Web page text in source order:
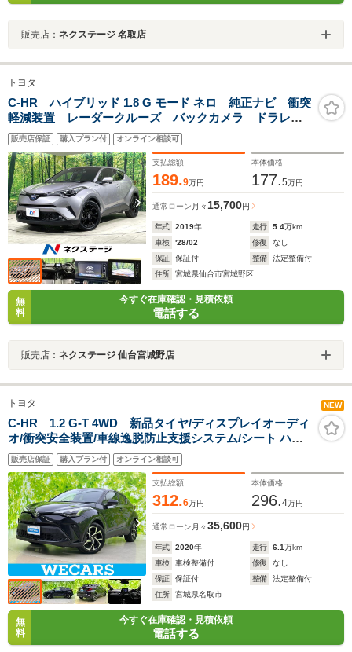
販売店： ネクステージ 名取店
トヨタ
C-HR ハイブリッド 1.8 G モード ネロ 純正ナビ 衝突
軽減装置 レーダークルーズ バックカメラ ドラレ
コ ETC LEDヘッド オートマチックハイビーム 前
席シートヒーター ブラインドスポットモニター 純正
18インチアルミ オートエアコン
販売店保証 購入プラン付 オンライン相談可
支払総額
189.9万円
本体価格
177.5万円
通常ローン 月々 15,700円
年式 2019年 走行 5.4万km
車検
'28/02 修復
なし
保証
保証付 整備
法定整備付
住所
宮城県仙台市宮城野区
無
料
今すぐ在庫確認・見積依頼
電話する
販売店： ネクステージ 仙台宮城野店
トヨタ NEW
C-HR 1.2 G-T 4WD 新品タイヤ/ディスプレイオーディ
オ/衝突安全装置/車線逸脱防止支援システム/シート ハー
フレザー/ヘッドランプ LED/ETC/EBD付ABS/横滑り防止
装置/エアバッグ 運転席
販売店保証 購入プラン付 オンライン相談可
支払総額
312.6万円
本体価格
296.4万円
通常ローン 月々35,600円
年式 2020年 走行 6.1万km
車検
車検整備付 修復
なし
保証
保証付 整備
法定整備付
住所
宮城県名取市
無
料
今すぐ在庫確認・見積依頼
電話する